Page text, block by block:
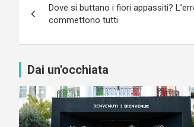
articoli
Dove si buttano i fiori appassiti?
commettono tutti
Dai un'occhiata